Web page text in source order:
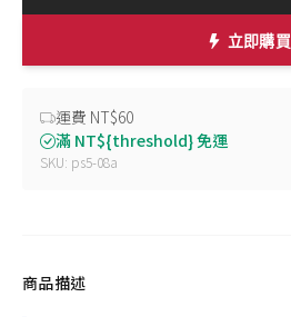
立即購買
運費 NT$60
滿 NT${threshold} 免運
SKU: ps5-08a
商品描述